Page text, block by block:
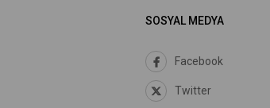
SOSYAL MEDYA
Facebook
Twitter